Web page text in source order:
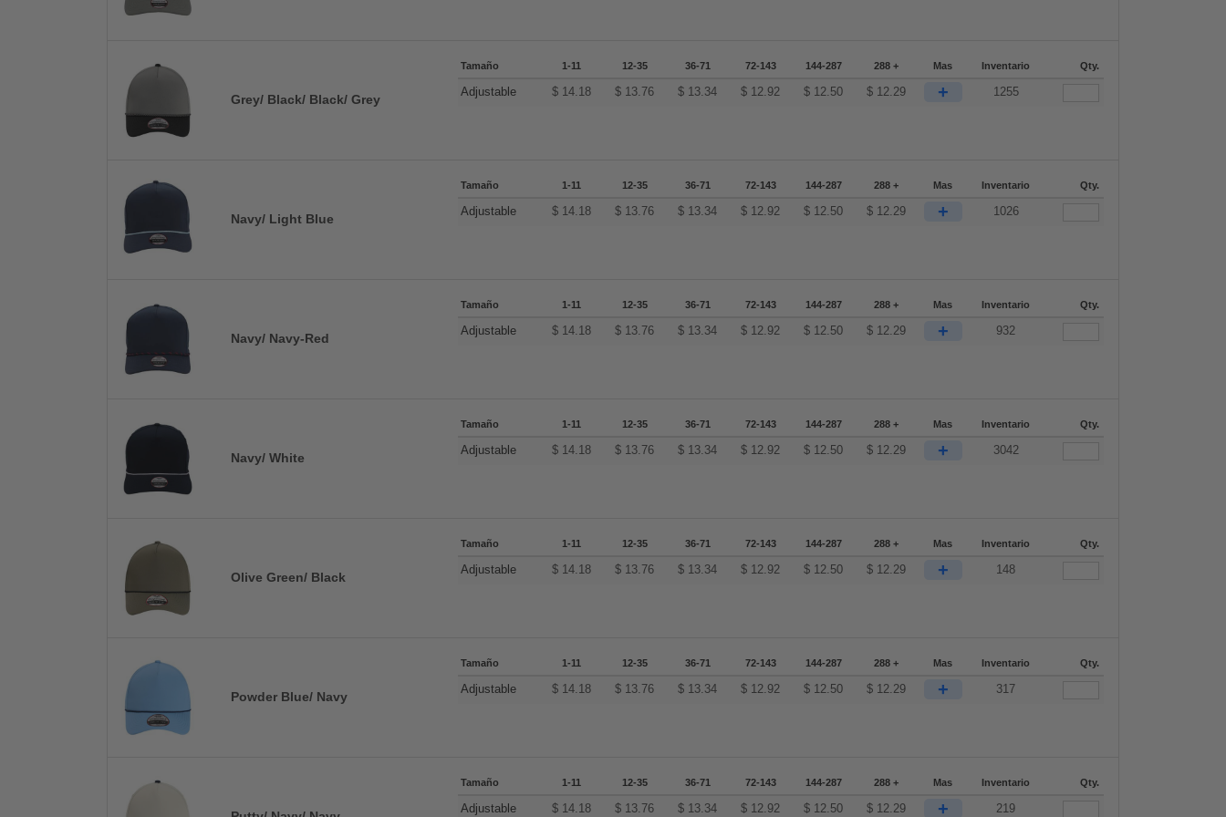
Grey/ Black/ Black/ Grey
Tamaño 1-11 12-35 36-71 72-143 144-287 288 + Mas Inventario Qty.
Adjustable $ 14.18 $ 13.76 $ 13.34 $ 12.92 $ 12.50 $ 12.29 + 1255
Navy/ Light Blue
Tamaño 1-11 12-35 36-71 72-143 144-287 288 + Mas Inventario Qty.
Adjustable $ 14.18 $ 13.76 $ 13.34 $ 12.92 $ 12.50 $ 12.29 + 1026
Navy/ Navy-Red
Tamaño 1-11 12-35 36-71 72-143 144-287 288 + Mas Inventario Qty.
Adjustable $ 14.18 $ 13.76 $ 13.34 $ 12.92 $ 12.50 $ 12.29 + 932
Navy/ White
Tamaño 1-11 12-35 36-71 72-143 144-287 288 + Mas Inventario Qty.
Adjustable $ 14.18 $ 13.76 $ 13.34 $ 12.92 $ 12.50 $ 12.29 + 3042
Olive Green/ Black
Tamaño 1-11 12-35 36-71 72-143 144-287 288 + Mas Inventario Qty.
Adjustable $ 14.18 $ 13.76 $ 13.34 $ 12.92 $ 12.50 $ 12.29 + 148
Powder Blue/ Navy
Tamaño 1-11 12-35 36-71 72-143 144-287 288 + Mas Inventario Qty.
Adjustable $ 14.18 $ 13.76 $ 13.34 $ 12.92 $ 12.50 $ 12.29 + 317
Tamaño 1-11 12-35 36-71 72-143 144-287 288 + Mas Inventario Qty.
Adjustable $ 14.18 $ 13.76 $ 13.34 $ 12.92 $ 12.50 $ 12.29 + 219